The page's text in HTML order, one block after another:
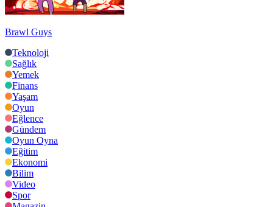
Brawl Guys
Teknoloji
Sağlık
Yemek
Finans
Yaşam
Oyun
Eğlence
Gündem
Oyun Oyna
Eğitim
Ekonomi
Bilim
Video
Spor